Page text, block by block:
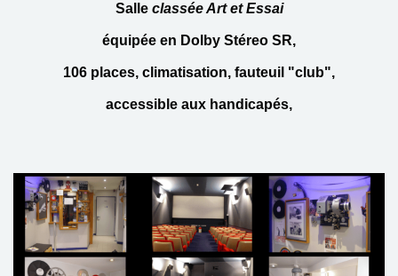
Salle classée Art et Essai
équipée en Dolby Stéreo SR,
106 places, climatisation, fauteuil "club",
accessible aux handicapés,